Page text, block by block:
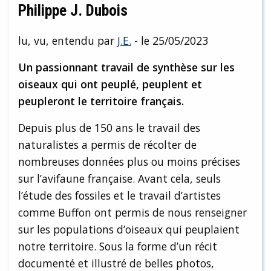
Philippe J. Dubois
lu, vu, entendu par J.E. - le 25/05/2023
Un passionnant travail de synthèse sur les
oiseaux qui ont peuplé, peuplent et
peupleront le territoire français.
Depuis plus de 150 ans le travail des
naturalistes a permis de récolter de
nombreuses données plus ou moins précises
sur l’avifaune française. Avant cela, seuls
l’étude des fossiles et le travail d’artistes
comme Buffon ont permis de nous renseigner
sur les populations d’oiseaux qui peuplaient
notre territoire. Sous la forme d’un récit
documenté et illustré de belles photos,